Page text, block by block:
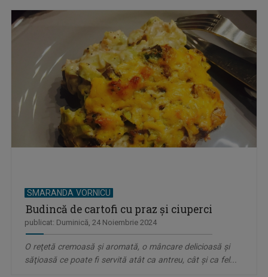
SMARANDA VORNICU
Budincă de cartofi cu praz şi ciuperci
publicat: Duminică, 24 Noiembrie 2024
O reţetă cremoasă şi aromată, o mâncare delicioasă şi
săţioasă ce poate fi servită atât ca antreu, cât şi ca fel...